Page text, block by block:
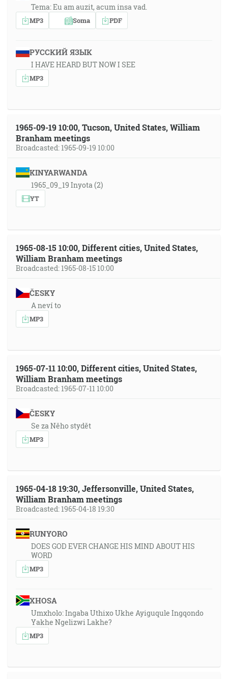
Tema: Eu am auzit, acum insa vad.
MP3 Soma PDF
РУССКИЙ ЯЗЫК
I HAVE HEARD BUT NOW I SEE
MP3
1965-09-19 10:00, Tucson, United States, William
Branham meetings
Broadcasted: 1965-09-19 10:00
KINYARWANDA
1965_09_19 Inyota (2)
YT
1965-08-15 10:00, Different cities, United States,
William Branham meetings
Broadcasted: 1965-08-15 10:00
ČESKY
A neví to
MP3
1965-07-11 10:00, Different cities, United States,
William Branham meetings
Broadcasted: 1965-07-11 10:00
ČESKY
Se za Něho stydět
MP3
1965-04-18 19:30, Jeffersonville, United States,
William Branham meetings
Broadcasted: 1965-04-18 19:30
RUNYORO
DOES GOD EVER CHANGE HIS MIND ABOUT HIS
WORD
MP3
XHOSA
Umxholo: Ingaba Uthixo Ukhe Ayiguqule Ingqondo
Yakhe Ngelizwi Lakhe?
MP3